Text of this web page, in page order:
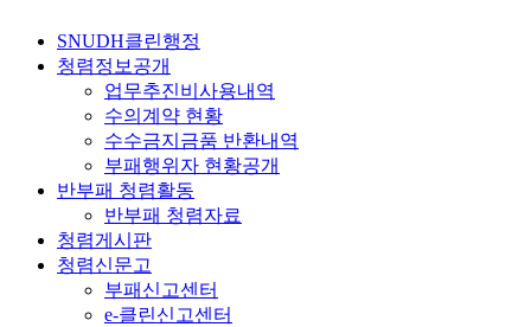
SNUDH클린행정
청렴정보공개
업무추진비사용내역
수의계약 현황
수수금지금품 반환내역
부패행위자 현황공개
반부패 청렴활동
반부패 청렴자료
청렴게시판
청렴신문고
부패신고센터
e-클린신고센터